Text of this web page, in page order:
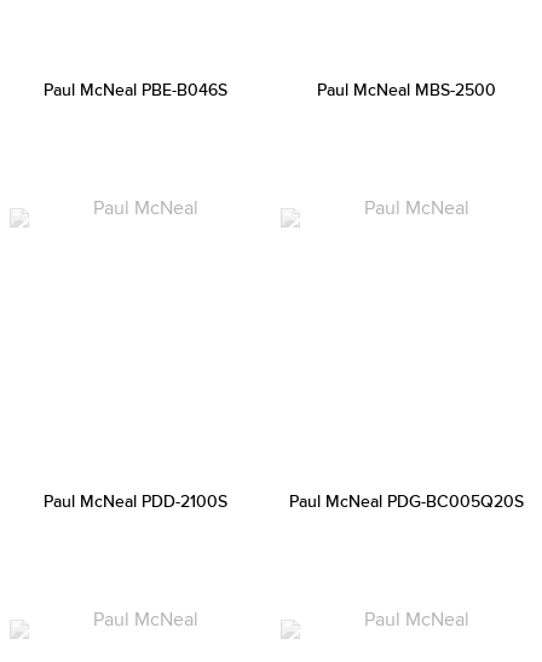
Paul McNeal PBE-B046S Paul McNeal MBS-2500
Paul McNeal PDD-2100S Paul McNeal PDG-BC005Q20S